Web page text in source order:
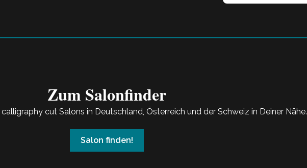
Zum Salonfinder
cut Salons in Deutschland, Österreich und der Schweiz in Deiner Nähe.
Salon finden!